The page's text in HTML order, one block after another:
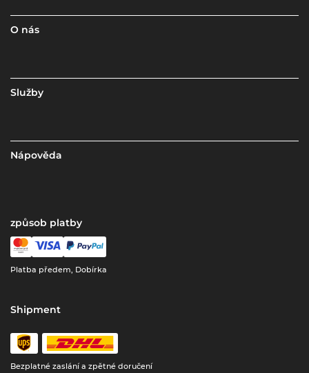
O nás
Služby
Nápověda
způsob platby
Platba předem, Dobírka
Shipment
Bezplatné zaslání a zpětné doručení